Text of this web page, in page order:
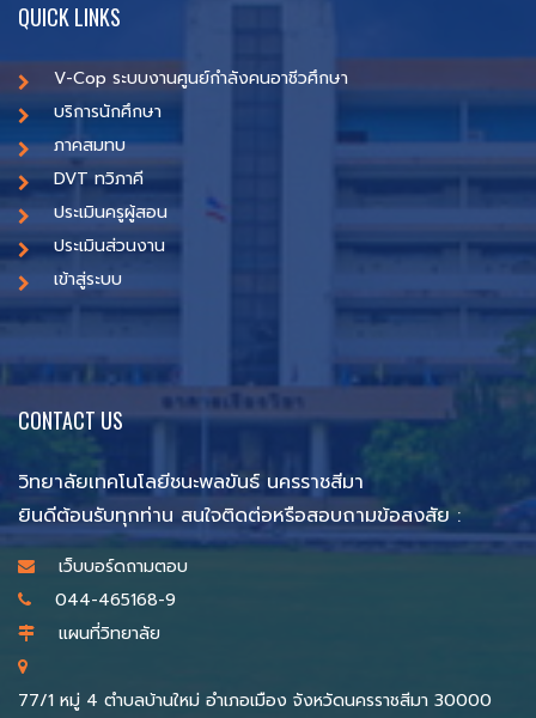
QUICK LINKS
V-Cop ระบบงานศูนย์กำลังคนอาชีวศึกษา
บริการนักศึกษา
ภาคสมทบ
DVT ทวิภาคี
ประเมินครูผู้สอน
ประเมินส่วนงาน
เข้าสู่ระบบ
CONTACT US
วิทยาลัยเทคโนโลยีชนะพลขันธ์ นครราชสีมา
ยินดีต้อนรับทุกท่าน สนใจติดต่อหรือสอบถามข้อสงสัย :
เว็บบอร์ดถามตอบ
044-465168-9
แผนที่วิทยาลัย
77/1 หมู่ 4 ตำบลบ้านใหม่ อำเภอเมือง จังหวัดนครราชสีมา 30000